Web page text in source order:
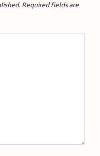
Required fields are